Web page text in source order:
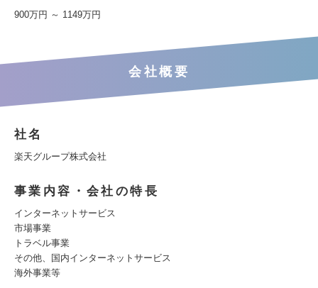
900万円 ～ 1149万円
会社概要
社名
楽天グループ株式会社
事業内容・会社の特長
インターネットサービス
市場事業
トラベル事業
その他、国内インターネットサービス
海外事業等